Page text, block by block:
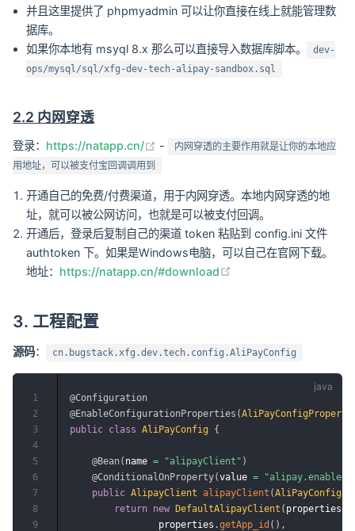
并且这里提供了 phpmyadmin 可以让你直接在线上就能管理数
据库。
如果你本地有 msyql 8.x 那么可以直接导入数据库脚本。
dev-
ops/mysql/sql/xfg-dev-tech-alipay-sandbox.sql
2.2 内网穿透
登录： https://natapp.cn/ (opens new window)
-
内网穿透的主要作用就是让你的本地应
用地址，可以被支付宝回调调用到
开通自己的免费/付费渠道，用于内网穿透。本地内网穿透的地
址，就可以被公网访问，也就是可以被支付回调。
开通后，登录后复制自己的渠道 token 粘贴到 config.ini 文件
authtoken 下。如果是Windows电脑，可以自己在官网下载。
地址： https://natapp.cn/#download
3. 工程配置
源码： cn.bugstack.xfg.dev.tech.config.AliPayConfig
@Configuration
@EnableConfigurationProperties (
public class AliPayConfig {
@Bean( name = "alipayClient" )
@ConditionalOnProperty(value = "alipay.enabled"
public AlipayClient alipayClient (
return new DefaultAlipayClient ( properties
                properties
.getApp_id ( ) ,
1
2
3
4
5
6
7
8
9